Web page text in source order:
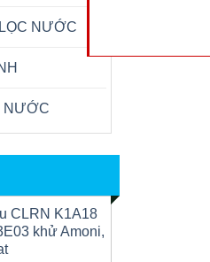
NƯỚC
NƯỚC
CLRN K1A18
khử Amoni,